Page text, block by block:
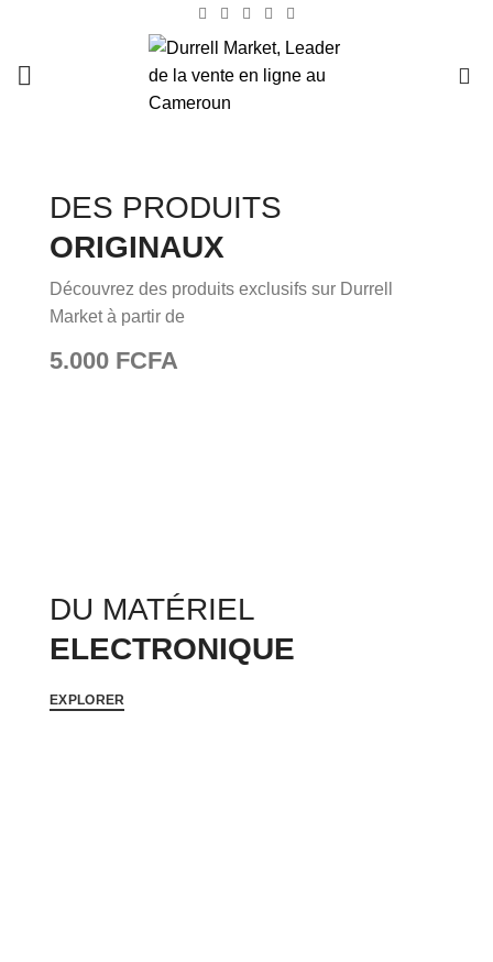
DES PRODUITS
ORIGINAUX
Découvrez des produits exclusifs sur Durrell
Market à partir de
5.000 FCFA
DU MATÉRIEL
ELECTRONIQUE
EXPLORER